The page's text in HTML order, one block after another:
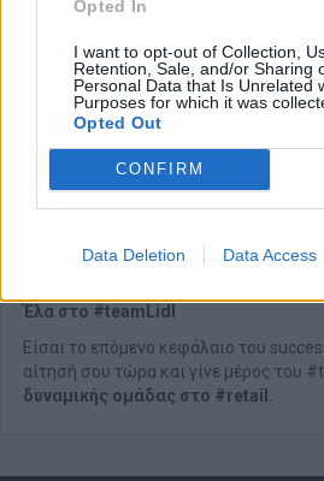
Opted In
I want to opt-out of Collection,
Retention, Sale, and/or Sharing
Personal Data that Is Unrelated
Purposes for which it was
Opted Out
CONFIRM
Data Deletion Data Access
ιδιωτική ιατρική ασφάλιση.
στα βαθιά, φροντίζουμε να μάθεις
ξεκινήσεις δουλειά την επόμενη
πληρώνεσαι παράλληλα.
κουλτούρα της ομάδας μας, οι
να κάνουμε πράγματα μαζί.
άλλον.
Έλα στο #teamLidl
Είσαι το επόμενο κεφάλαιο του
αίτησή σου τώρα και γίνε μέρος του
δυναμικής ομάδας στο #retail.